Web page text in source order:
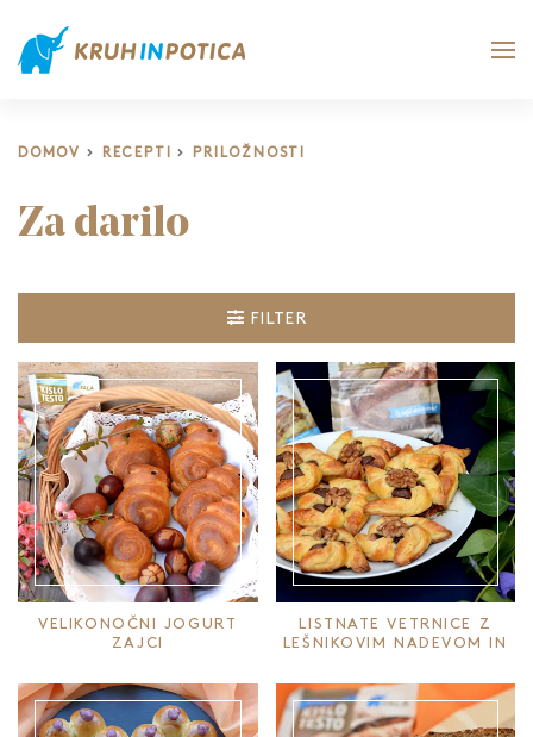
DOMOV RECEPTI PRILOŽNOSTI
Za darilo
FILTER
VELIKONOČNI JOGURT
ZAJCI
LISTNATE VETRNICE Z
LEŠNIKOVIM NADEVOM IN